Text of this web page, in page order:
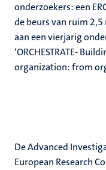
onderzoekers: een
de beurs van ruim
aan een vierjarig
‘ORCHESTRATE-
organization: from
De Advanced
European Research